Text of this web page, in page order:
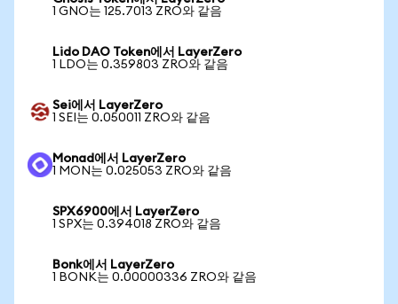
1 GNO는 125.7013 ZRO와 같음
Lido DAO Token에서 LayerZero
1 LDO는 0.359803 ZRO와 같음
Sei에서 LayerZero
1 SEI는 0.050011 ZRO와 같음
Monad에서 LayerZero
1 MON는 0.025053 ZRO와 같음
SPX6900에서 LayerZero
1 SPX는 0.394018 ZRO와 같음
Bonk에서 LayerZero
1 BONK는 0.00000336 ZRO와 같음